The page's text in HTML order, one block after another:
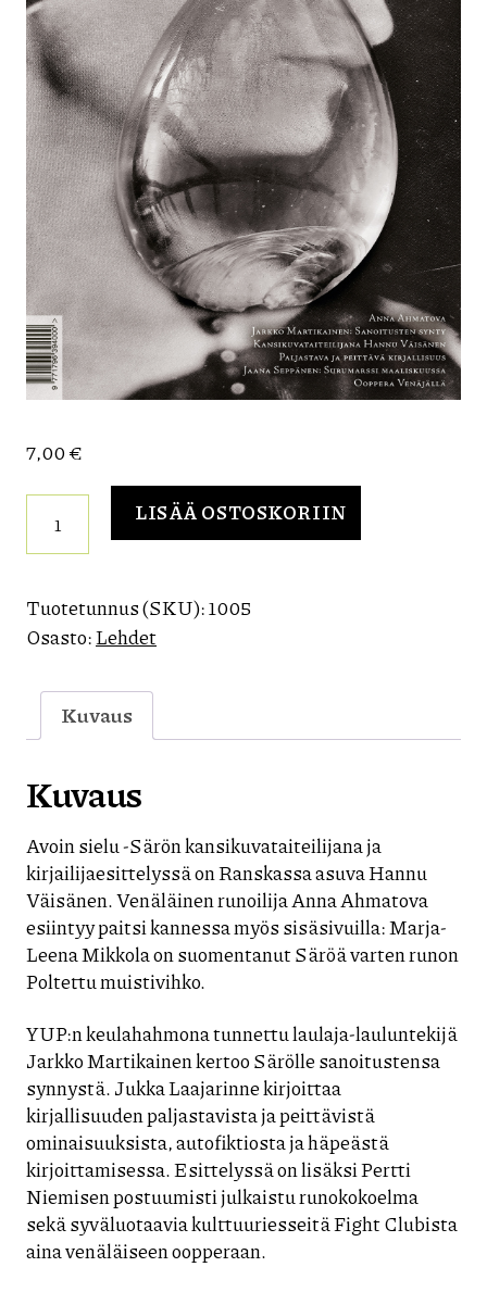
7,00€
Särö
/
sielu
määrä
LISÄÄ OSTOSKORIIN
Tuotetunnus (SKU):1005
Osasto:Lehdet
Kuvaus
Kuvaus
Avoin sielu -Särön kansikuvataiteilijana ja
kirjailijaesittelyssä on Ranskassa asuva Hannu
Väisänen. Venäläinen runoilija Anna Ahmatova
esiintyy paitsi kannessa myös sisäsivuilla: Marja-
Leena Mikkola on suomentanut Säröä varten runon
Poltettu muistivihko.
YUP:n keulahahmona tunnettu laulaja-lauluntekijä
Jarkko Martikainen kertoo Särölle sanoitustensa
synnystä. Jukka Laajarinne kirjoittaa
kirjallisuuden paljastavista ja peittävistä
ominaisuuksista, autofiktiosta ja häpeästä
kirjoittamisessa. Esittelyssä on lisäksi Pertti
Niemisen postuumisti julkaistu runokokoelma
sekä syväluotaavia kulttuuriesseitä Fight Clubista
aina venäläiseen oopperaan.